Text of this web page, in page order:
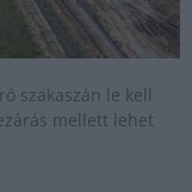
szakaszán le kell
mellett lehet